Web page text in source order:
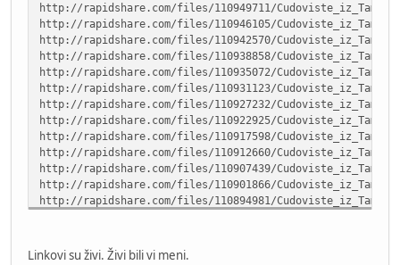
http://rapidshare.com/files/110949711/
http://rapidshare.com/files/110946105/
http://rapidshare.com/files/110942570/
http://rapidshare.com/files/110938858/
http://rapidshare.com/files/110935072/
http://rapidshare.com/files/110931123/
http://rapidshare.com/files/110927232/
http://rapidshare.com/files/110922925/
http://rapidshare.com/files/110917598/
http://rapidshare.com/files/110912660/
http://rapidshare.com/files/110907439/
http://rapidshare.com/files/110901866/
http://rapidshare.com/files/110894981/
http://rapidshare.com/files/110862816/
Linkovi su živi. Živi bili vi meni.